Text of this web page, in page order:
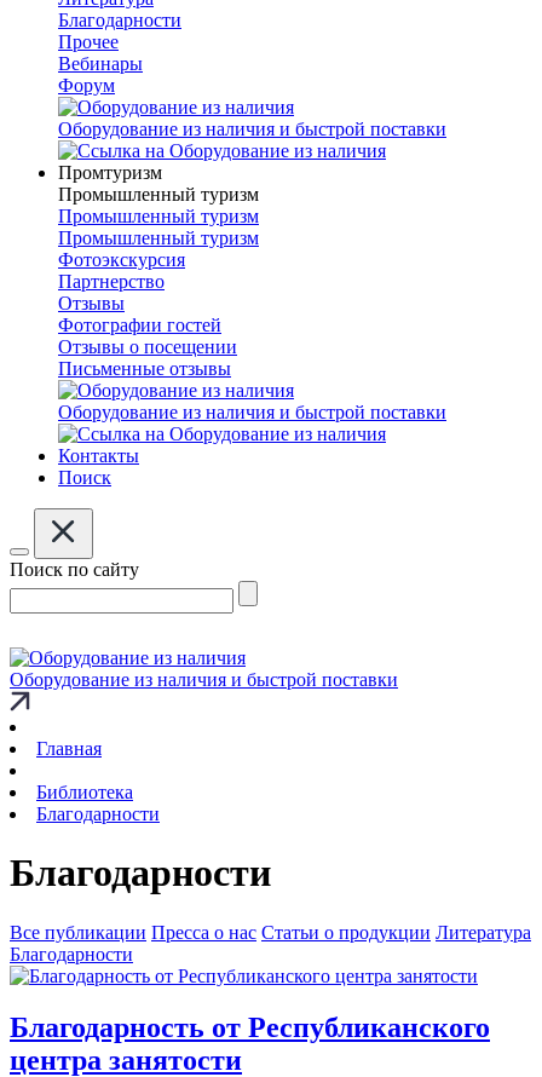
Благодарности
Прочее
Вебинары
Форум
Оборудование из наличия и быстрой поставки
Промтуризм
Промышленный туризм
Промышленный туризм
Промышленный туризм
Фотоэкскурсия
Партнерство
Отзывы
Фотографии гостей
Отзывы о посещении
Письменные отзывы
Оборудование из наличия и быстрой поставки
Контакты
Поиск
Поиск по сайту
Оборудование из наличия и быстрой поставки
Главная
Библиотека
Благодарности
Благодарности
Все публикации Пресса о нас Статьи о продукции Литература
Благодарности
Благодарность от Республиканского
центра занятости